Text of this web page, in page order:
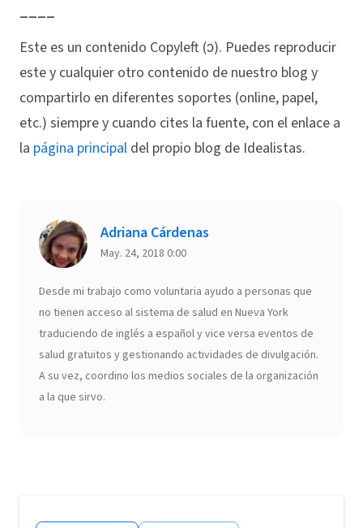
____
Este es un contenido Copyleft (ↄ). Puedes reproducir
este y cualquier otro contenido de nuestro blog y
compartirlo en diferentes soportes (online, papel,
etc.) siempre y cuando cites la fuente, con el enlace a
la página principal del propio blog de Idealistas.
Adriana Cárdenas
May. 24, 2018 0:00
Desde mi trabajo como voluntaria ayudo a personas que
no tienen acceso al sistema de salud en Nueva York
traduciendo de inglés a español y vice versa eventos de
salud gratuitos y gestionando actividades de divulgación.
A su vez, coordino los medios sociales de la organización
a la que sirvo.